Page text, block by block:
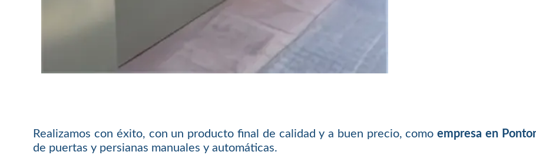
Realizamos con éxito, con un producto final de calidad y a buen precio, comoempresa en
de puertas y persianas manuales y automáticas.